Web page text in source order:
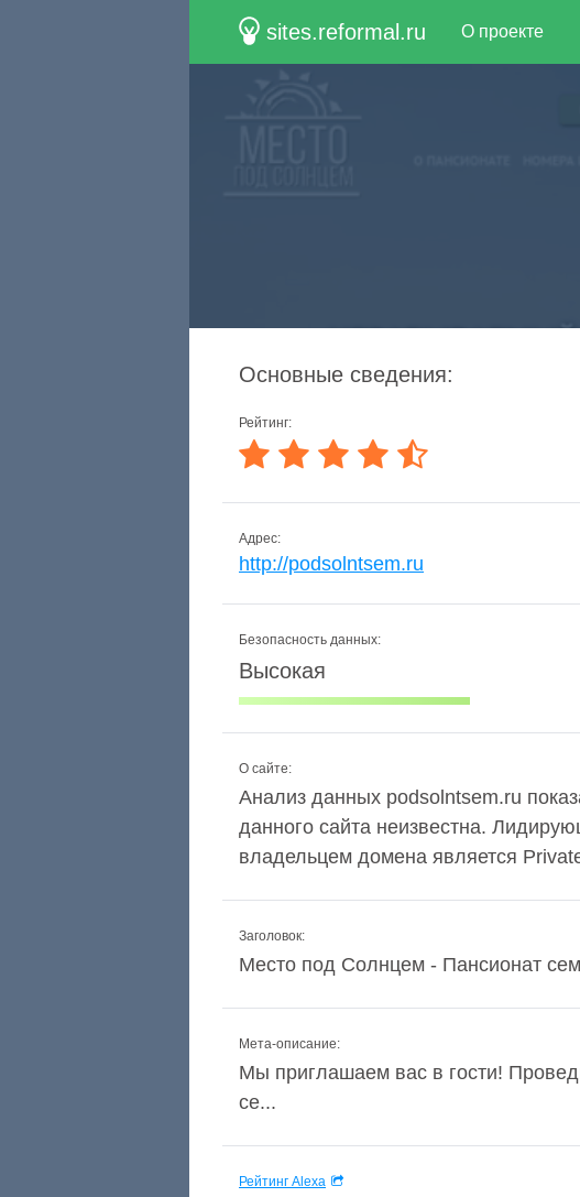
sites.reformal.ru О проекте
Основные сведения:
Рейтинг:
Адрес:
http://podsolntsem.ru
Безопасность данных:
Высокая
О сайте:
Анализ данных podsolntsem.ru
данного сайта неизвестна.
владельцем домена является
Заголовок:
Место под Солнцем - Пансионат
Мета-описание:
Мы приглашаем вас в гости!
се...
Рейтинг Alexa